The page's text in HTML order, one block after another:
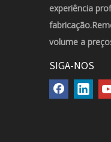
experiência
volume a
SIGA-NOS